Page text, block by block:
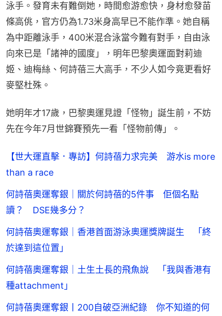
泳手。發育未有難倒她，時間愈游愈快，身材愈發苗
條高佻，官方仍為1.73米身高早已不能作準。她自稱
為中距離泳手，400米混合泳當今難有對手，自由泳
向來已是「諸神的國度」，明年巴黎奧運面對莉迪
姬、迪梅絲、何詩蓓三大高手，不少人如今竟更看好
麥堅杜殊。
她明年才17歲，巴黎奧運見證「怪物」誕生前，不妨
先在今年7月世錦賽預先一看「怪物前傳」。
【世大運直擊．專訪】何詩蓓力求完美 游水is more
than a race
何詩蓓奧運奪銀｜關於何詩蓓的5件事 佢個名點
讀？ DSE幾多分？
何詩蓓奧運奪銀｜香港首面游泳奧運獎牌誕生 「終
於達到這位置」
何詩蓓奧運奪銀｜土生土長的飛魚說 「我與香港有
種attachment」
何詩蓓奧運奪銀丨200自破亞洲紀錄 你不知道的何